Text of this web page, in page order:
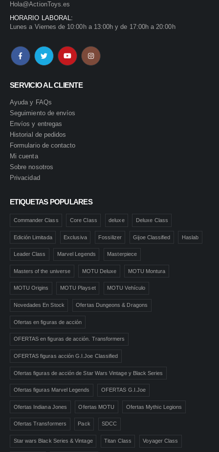
Hola@ActionToys.es
HORARIO LABORAL:
Lunes a Viernes de 10:00h a 13:00h y de 17:00h a 20:00h
SERVICIO AL CLIENTE
Ayuda y FAQs
Seguimiento de envíos
Envíos y entregas
Historial de pedidos
Formulario de contacto
Mi cuenta
Sobre nosotros
Privacidad
ETIQUETAS POPULARES
Commander Class Core Class deluxe Deluxe Class
Edición Limitada Exclusiva Fossilizer Gijoe Classified Haslab
Leader Class Marvel Legends Masterpiece
Masters of the universe MOTU Deluxe MOTU Montura
MOTU Origins MOTU Playset MOTU Vehículo
Novedades En Stock Ofertas Dungeons & Dragons
Ofertas en figuras de acción
OFERTAS en figuras de acción. Transformers
OFERTAS figuras acción G.I.Joe Classified
Ofertas figuras de acción de Star Wars Vintage y Black Series
Ofertas figuras Marvel Legends OFERTAS G.I.Joe
Ofertas Indiana Jones Ofertas MOTU Ofertas Mythic Legions
Ofertas Transformers Pack SDCC
Star wars Black Series & Vintage Titan Class Voyager Class